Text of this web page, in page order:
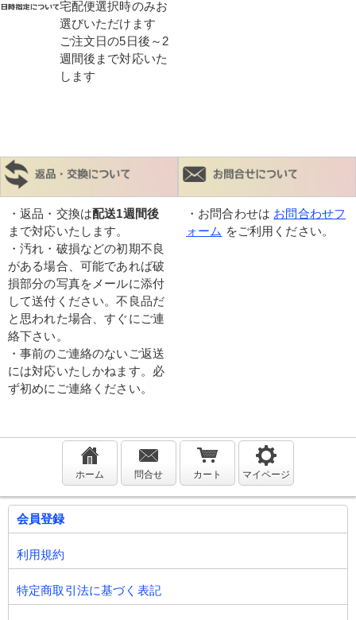
宅配便選択時のみお
選びいただけます
ご注文日の5日後～2
週間後まで対応いた
します
・返品・交換は配送1週間後
まで対応いたします。
・汚れ・破損などの初期不良
がある場合、可能であれば破
損部分の写真をメールに添付
して送付ください。不良品だ
と思われた場合、すぐにご連
絡下さい。
・事前のご連絡のないご返送
には対応いたしかねます。必
ず初めにご連絡ください。
・お問合わせは お問合わせフ
ォーム をご利用ください。
ホーム 問合せ カート マイページ
会員登録
利用規約
特定商取引法に基づく表記